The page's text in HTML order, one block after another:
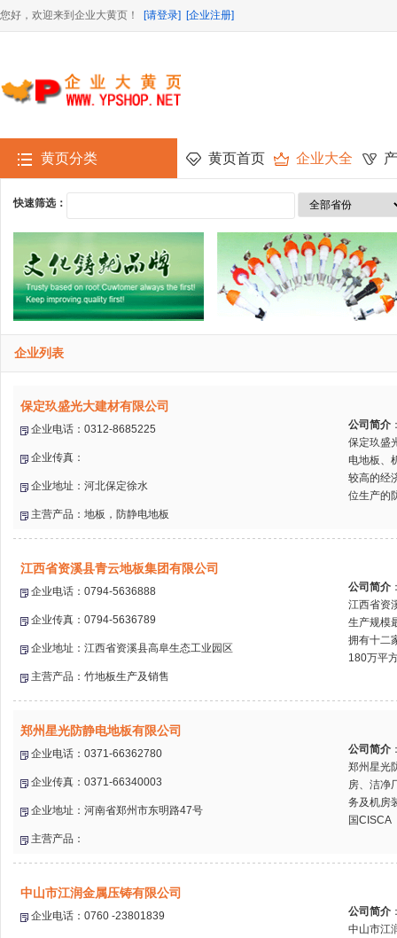
您好，欢迎来到企业大黄页！ [请登录] [企业注册]
黄页分类 黄页首页 企业大全
快速筛选：
企业列表
保定玖盛光大建材有限公司
企业电话：0312-8685225
企业传真：
企业地址：河北保定徐水
主营产品：地板，防静电地板
公司简介
保定玖盛
电地板、
较高的经
位生产的
江西省资溪县青云地板集团有限公司
企业电话：0794-5636888
企业传真：0794-5636789
企业地址：江西省资溪县高阜生态工业园区
主营产品：竹地板生产及销售
公司简介
江西省资
生产规模
拥有十二
180万平
郑州星光防静电地板有限公司
企业电话：0371-66362780
企业传真：0371-66340003
企业地址：河南省郑州市东明路47号
主营产品：
公司简介
郑州星光
房、洁净
务及机房
国CISCA
中山市江润金属压铸有限公司
企业电话：0760 -23801839 公司简介
中山市江